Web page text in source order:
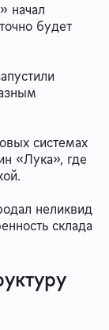
начал
будет
системах
«Лука», где
неликвид
склада